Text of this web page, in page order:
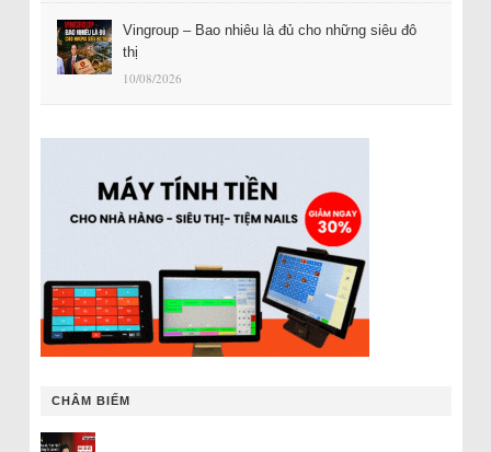
Vingroup – Bao nhiêu là đủ cho những siêu đô
thị
10/08/2026
CHÂM BIẾM